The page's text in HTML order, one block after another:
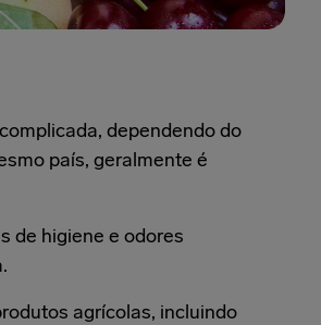
dependendo do
país, geralmente é
de higiene e odores
agrícolas, incluindo